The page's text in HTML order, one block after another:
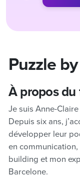
Puzzle
À propos
Je suis Anne-
Depuis six ans,
développer leur
en
building et mon
Barcelone.